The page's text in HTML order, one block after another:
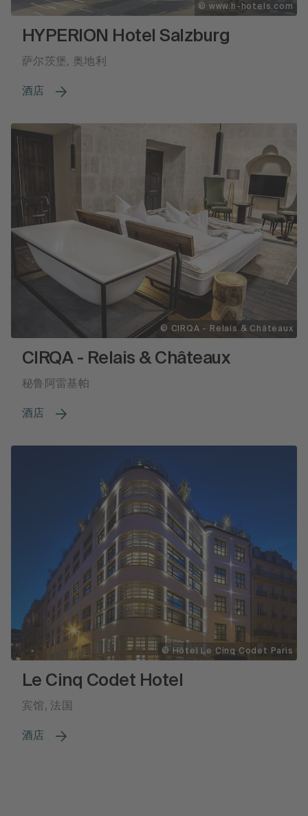
© www.h-hotels.com
HYPERION Hotel Salzburg
萨尔茨堡, 奥地利
酒店
© CIRQA - Relais & Châteaux
CIRQA - Relais & Châteaux
秘鲁阿雷基帕
酒店
© Hôtel Le Cinq Codet Paris
Le Cinq Codet Hotel
宾馆, 法国
酒店